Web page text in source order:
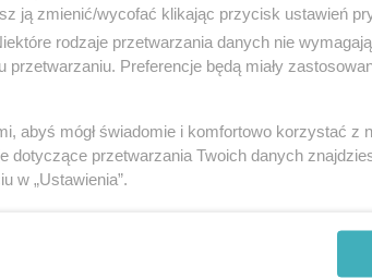
lekarskiej. Redakcja serwisu dokłada wszelkich
ponoszą odpowiedzialności wynikającej z
art. 3 ust 1 ustawy o działalności leczniczej.
ją zmienić/wycofać klikając przycisk ustawień
rodzaje przetwarzania danych nie
Preferencje będą miały
abyś mógł świadomie i komfortowo korzystać z
dotyczące przetwarzania Twoich danych
w „Ustawienia”.